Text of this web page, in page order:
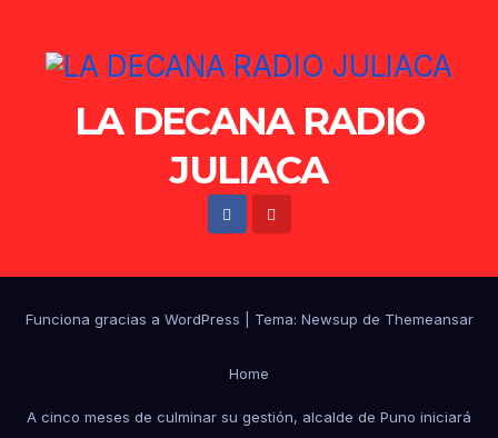
LA DECANA RADIO
JULIACA
Funciona gracias a WordPress Tema: Newsup de Themeansar
Home
A cinco meses de culminar su gestión, alcalde de Puno iniciará